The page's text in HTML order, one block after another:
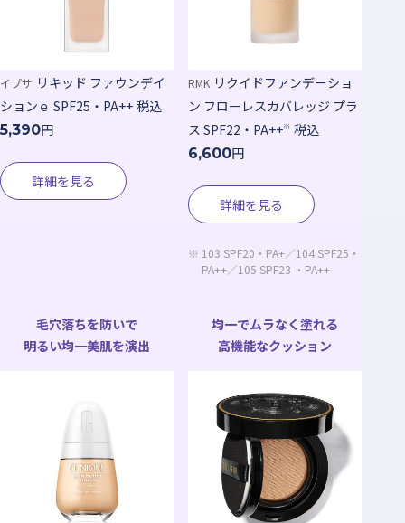
イプサ リキッド ファウンデイ
ションｅ SPF25・PA++ 税込
5,390円
詳細を見る
RMK リクイドファンデーショ
ン フローレスカバレッジ プラ
ス SPF22・PA++※ 税込
6,600円
詳細を見る
※ 103 SPF20・PA+／104 SPF25・
PA++／105 SPF23 ・PA++
毛穴落ちを防いで
明るい均一美肌を演出
均一でムラなく塗れる
高機能なクッション